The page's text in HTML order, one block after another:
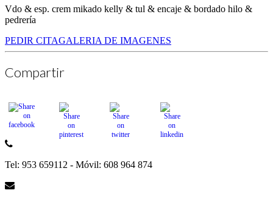
Vdo & esp. crem mikado kelly & tul & encaje & bordado hilo &
pedrería
PEDIR CITAGALERIA DE IMAGENES
Compartir
Tel: 953 659112 - Móvil: 608 964 874